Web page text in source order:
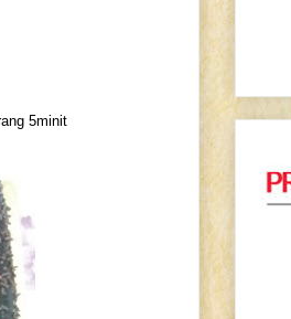
5minit